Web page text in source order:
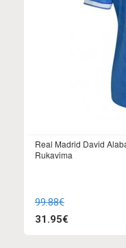
Real Madrid David
Rukavima
99.88€
31.95€